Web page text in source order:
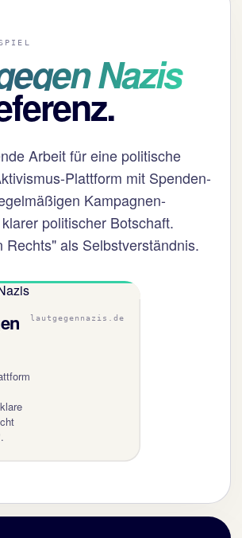
Nazis
Arbeit für eine politische
Plattform mit Spenden-
Kampagnen-
politischer Botschaft.
Rechts" als Selbstverständnis.
lautgegennazis.de